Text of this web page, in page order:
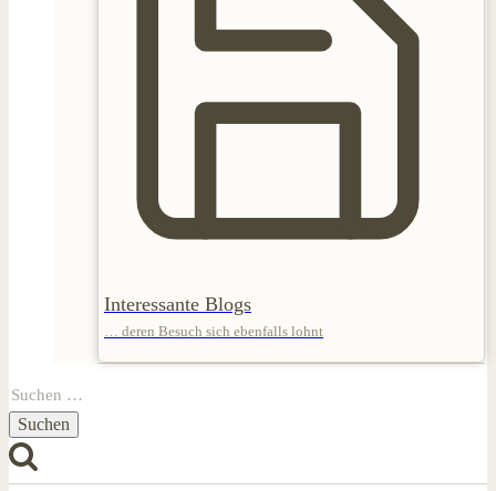
Interessante Blogs
… deren Besuch sich ebenfalls lohnt
Suchen
nach: